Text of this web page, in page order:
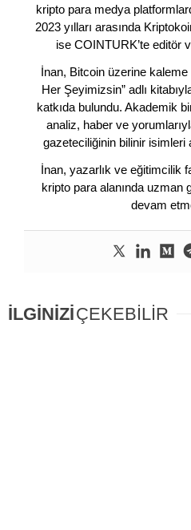
kripto para medya
2023 yılları arasında
ise COINTURK’te editör
İnan, Bitcoin üzerine kaleme
Her Şeyimizsin” adlı
katkıda bulundu. Akademik
analiz, haber ve
gazeteciliğinin bilinir isimleri
İnan, yazarlık ve eğitimcilik
kripto para alanında uzman
devam
İLGİNİZİÇEKEBİLİR